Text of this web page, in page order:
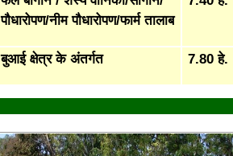
पौधारोपण/नीम पौधारोपण/फार्म तालाब
बुआई क्षेत्र के अंतर्गत 7.80 हे.